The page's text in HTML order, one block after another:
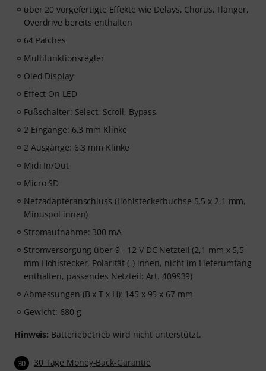
über 20 vorgefertigte Effekte wie Delays, Chorus, Flanger,
Overdrive bereits enthalten
64 Patches
Multifunktionsregler
Oled Display
Effect On LED
Fußschalter: Select, Scroll, Bypass
2 Eingänge: 6,3 mm Klinke
2 Ausgänge: 6,3 mm Klinke
Midi In/Out
Micro SD
Netzadapteranschluss (Hohlsteckerbuchse 5,5 x 2,1 mm,
Minuspol innen)
Stromaufnahme: 300 mA
Stromversorgung über 9 - 12 V DC Netzteil (2,1 mm x 5,5
mm Hohlstecker, Polarität (-) innen, nicht im Lieferumfang
enthalten, passendes Netzteil: Art.409939)
Abmessungen (B x T x H): 145 x 95 x 67 mm
Gewicht: 680 g
Hinweis: Batteriebetrieb wird nicht unterstützt.
30 30 Tage Money-Back-Garantie